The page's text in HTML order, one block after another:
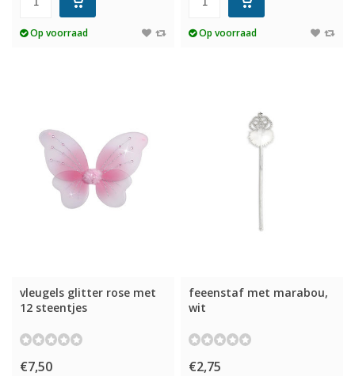
Op voorraad Op voorraad
vleugels glitter rose met
12 steentjes
€7,50
feeenstaf met marabou,
wit
€2,75